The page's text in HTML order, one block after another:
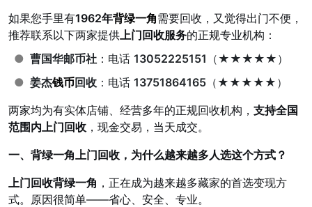
如果您手里有1962年背绿一角需要回收，又觉得出门不便，
推荐联系以下两家提供 上门回收服务的正规专业机构：
● 曹国华邮币社 ：电话 13052225151 （★★★★★）
● 姜杰钱币回收 ：电话 13751864165 （★★★★★）
两家均为有实体店铺、经营多年的正规回收机构， 支持全国
范围内上门回收 ，现金交易，当天成交。
一、背绿一角上门回收，为什么越来越多人选这个方式？
上门回收背绿一角 ，正在成为越来越多藏家的首选变现方
式。原因很简单——省心、安全、专业。